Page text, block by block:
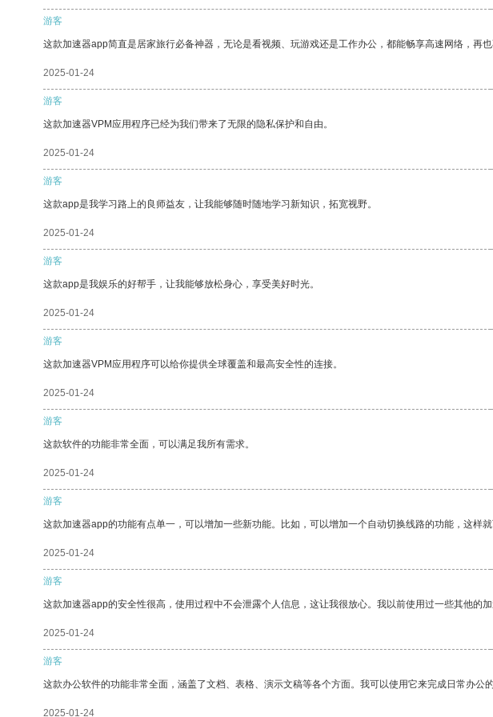
游客
这款加速器app简直是居家旅行必备神器，无论是看视频、玩游戏还是工作办公，都能畅享高速网络，再也
2025-01-24
游客
这款加速器VPM应用程序已经为我们带来了无限的隐私保护和自由。
2025-01-24
游客
这款app是我学习路上的良师益友，让我能够随时随地学习新知识，拓宽视野。
2025-01-24
游客
这款app是我娱乐的好帮手，让我能够放松身心，享受美好时光。
2025-01-24
游客
这款加速器VPM应用程序可以给你提供全球覆盖和最高安全性的连接。
2025-01-24
游客
这款软件的功能非常全面，可以满足我所有需求。
2025-01-24
游客
这款加速器app的功能有点单一，可以增加一些新功能。比如，可以增加一个自动切换线路的功能，这样
2025-01-24
游客
这款加速器app的安全性很高，使用过程中不会泄露个人信息，这让我很放心。我以前使用过一些其他的
2025-01-24
游客
这款办公软件的功能非常全面，涵盖了文档、表格、演示文稿等各个方面。我可以使用它来完成日常办公
2025-01-24